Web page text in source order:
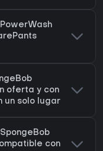
oferta y con
un solo lugar
con